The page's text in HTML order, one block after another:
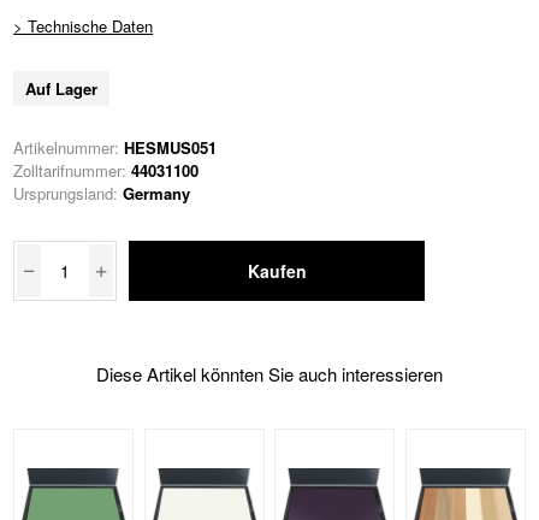
> Technische Daten
Auf Lager
Artikelnummer: HESMUS051
Zolltarifnummer: 44031100
Ursprungsland: Germany
Kaufen
Diese Artikel könnten Sie auch interessieren